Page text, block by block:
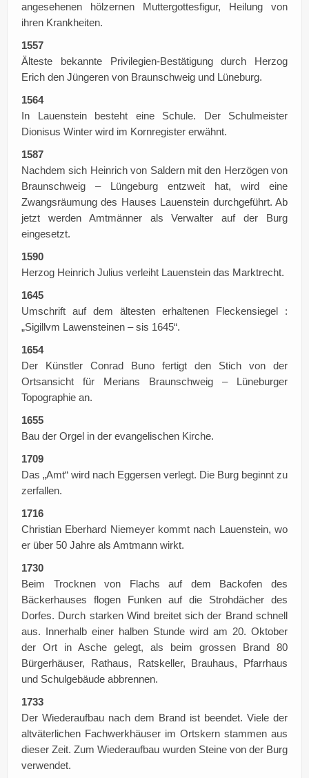
angesehenen hölzernen Muttergottesfigur, Heilung von
ihren Krankheiten.
1557
Älteste bekannte Privilegien-Bestätigung durch Herzog
Erich den Jüngeren von Braunschweig und Lüneburg.
1564
In Lauenstein besteht eine Schule. Der Schulmeister
Dionisus Winter wird im Kornregister erwähnt.
1587
Nachdem sich Heinrich von Saldern mit den Herzögen von
Braunschweig – Lüngeburg entzweit hat, wird eine
Zwangsräumung des Hauses Lauenstein durchgeführt. Ab
jetzt werden Amtmänner als Verwalter auf der Burg
eingesetzt.
1590
Herzog Heinrich Julius verleiht Lauenstein das Marktrecht.
1645
Umschrift auf dem ältesten erhaltenen Fleckensiegel :
„Sigillvm Lawensteinen – sis 1645“.
1654
Der Künstler Conrad Buno fertigt den Stich von der
Ortsansicht für Merians Braunschweig – Lüneburger
Topographie an.
1655
Bau der Orgel in der evangelischen Kirche.
1709
Das „Amt“ wird nach Eggersen verlegt. Die Burg beginnt zu
zerfallen.
1716
Christian Eberhard Niemeyer kommt nach Lauenstein, wo
er über 50 Jahre als Amtmann wirkt.
1730
Beim Trocknen von Flachs auf dem Backofen des
Bäckerhauses flogen Funken auf die Strohdächer des
Dorfes. Durch starken Wind breitet sich der Brand schnell
aus. Innerhalb einer halben Stunde wird am 20. Oktober
der Ort in Asche gelegt, als beim grossen Brand 80
Bürgerhäuser, Rathaus, Ratskeller, Brauhaus, Pfarrhaus
und Schulgebäude abbrennen.
1733
Der Wiederaufbau nach dem Brand ist beendet. Viele der
altväterlichen Fachwerkhäuser im Ortskern stammen aus
dieser Zeit. Zum Wiederaufbau wurden Steine von der Burg
verwendet.